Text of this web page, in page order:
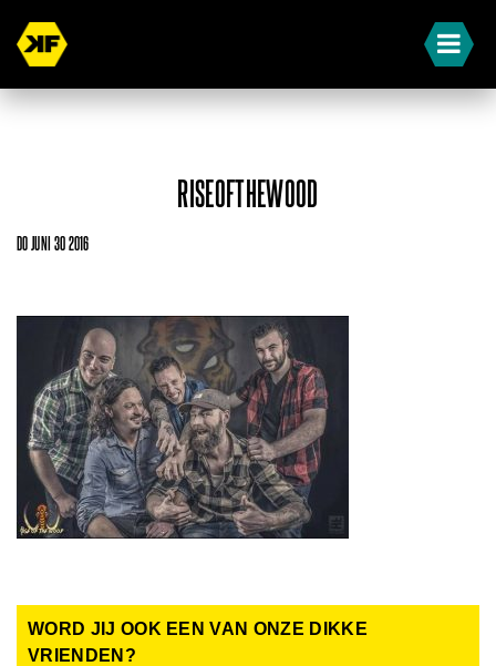
RISEOFTHEWOOD
DO JUNI 30 2016
WORD JIJ OOK EEN VAN ONZE DIKKE
VRIENDEN?